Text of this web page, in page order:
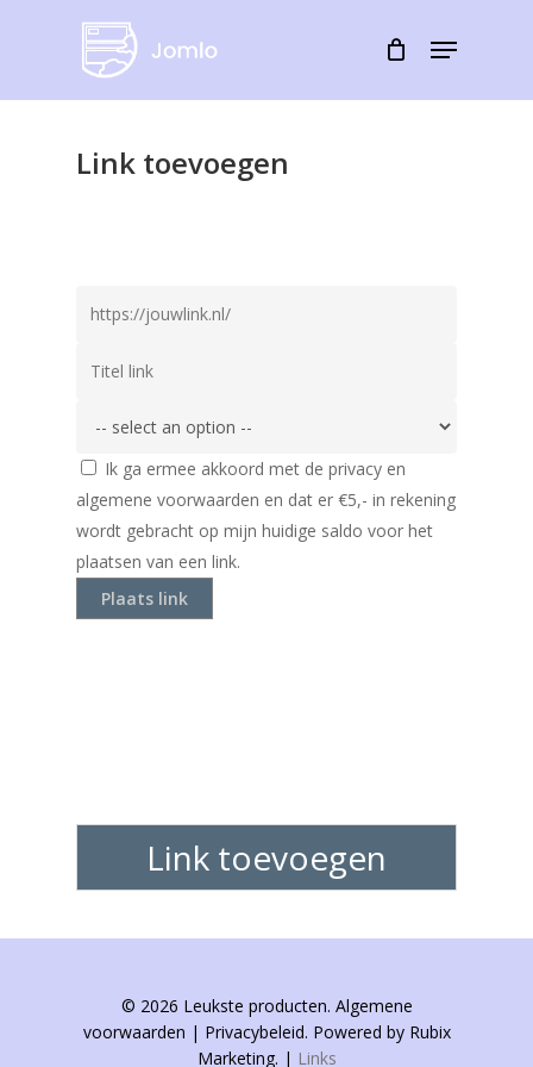
content
Menu
Link toevoegen
Ik ga ermee akkoord met de privacy en
algemene voorwaarden en dat er €5,- in rekening
wordt gebracht op mijn huidige saldo voor het
plaatsen van een link.
Link toevoegen
© 2026 Leukste producten. Algemene
voorwaarden | Privacybeleid. Powered by Rubix
Marketing. | Links
Menu